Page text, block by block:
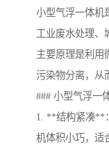
小型气浮一体机
工业废水处理、
主要原理是利用
污染物分离，从
### 小型气浮一
1. **结构紧凑**
机体积小巧，适